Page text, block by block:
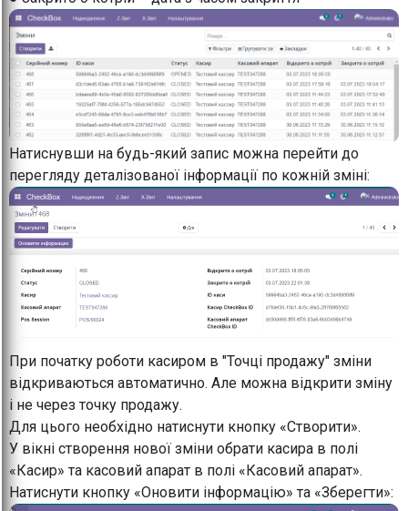
Натиснувши на будь-який запис можна перейти до
перегляду деталізованої інформації по кожній зміні:
При початку роботи касиром в "Точці продажу" зміни
відкриваються автоматично. Але можна відкрити зміну
і не через точку продажу.
Для цього необхідно натиснути кнопку «Створити».
У вікні створення нової зміни обрати касира в полі
«Касир» та касовий апарат в полі «Касовий апарат».
Натиснути кнопку «Оновити інформацію» та «Зберегти»: